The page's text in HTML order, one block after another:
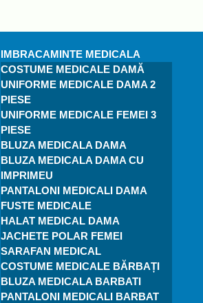
IMBRACAMINTE MEDICALA
COSTUME MEDICALE DAMĂ
UNIFORME MEDICALE DAMA 2
PIESE
UNIFORME MEDICALE FEMEI 3
PIESE
BLUZA MEDICALA DAMA
BLUZA MEDICALA DAMA CU
IMPRIMEU
PANTALONI MEDICALI DAMA
FUSTE MEDICALE
HALAT MEDICAL DAMA
JACHETE POLAR FEMEI
SARAFAN MEDICAL
COSTUME MEDICALE BĂRBAȚI
BLUZA MEDICALA BARBATI
PANTALONI MEDICALI BARBAT